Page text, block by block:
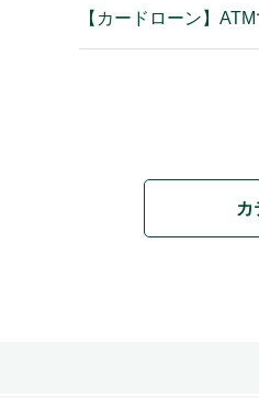
【カードローン】
カ